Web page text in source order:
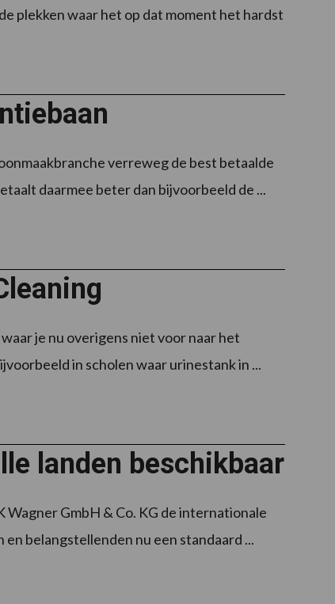
plekken waar het op dat moment het hardst
verreweg de best betaalde
daarmee beter dan bijvoorbeeld de ...
je nu overigens niet voor naar het
in scholen waar urinestank in ...
landen beschikbaar
GmbH & Co. KG de internationale
belangstellenden nu een standaard ...